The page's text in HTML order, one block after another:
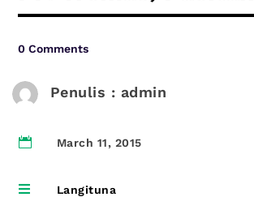
0 Comments
Penulis : admin
 March 11, 2015
 Langituna